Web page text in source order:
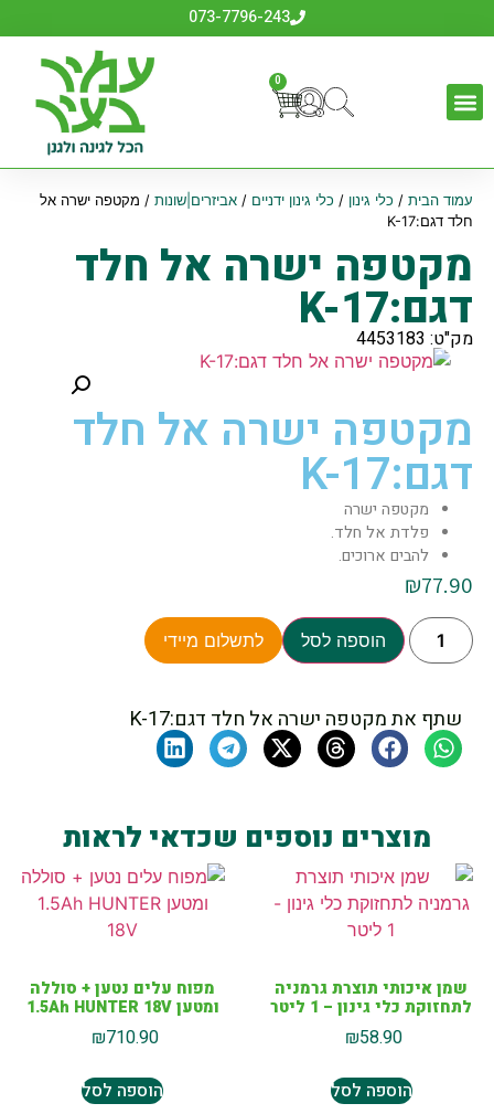
073-7796-243
0
עמוד הבית/ כלי גינון / כלי גינון ידניים / אביזרים|שונות/ מקטפה ישרה אל
חלד דגם:K-17
מקטפה ישרה אל חלד
דגם:K-17
מק"ט: 4453183
מקטפה ישרה אל חלד
דגם:K-17
מקטפה ישרה
פלדת אל חלד.
להבים ארוכים.
₪77.90
הוספה לסל לתשלום מיידי
שתף את מקטפה ישרה אל חלד דגם:K-17
מוצרים נוספים שכדאי לראות
שמן איכותי תוצרת גרמניה
לתחזוקת כלי גינון – 1 ליטר
₪58.90
הוספה לסל
מפוח עלים נטען + סוללה
ומטען 1.5Ah HUNTER 18V
₪710.90
הוספה לסל